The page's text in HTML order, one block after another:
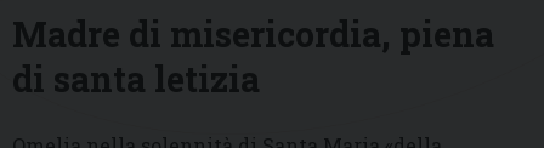
Madre di misericordia, piena
di santa letizia